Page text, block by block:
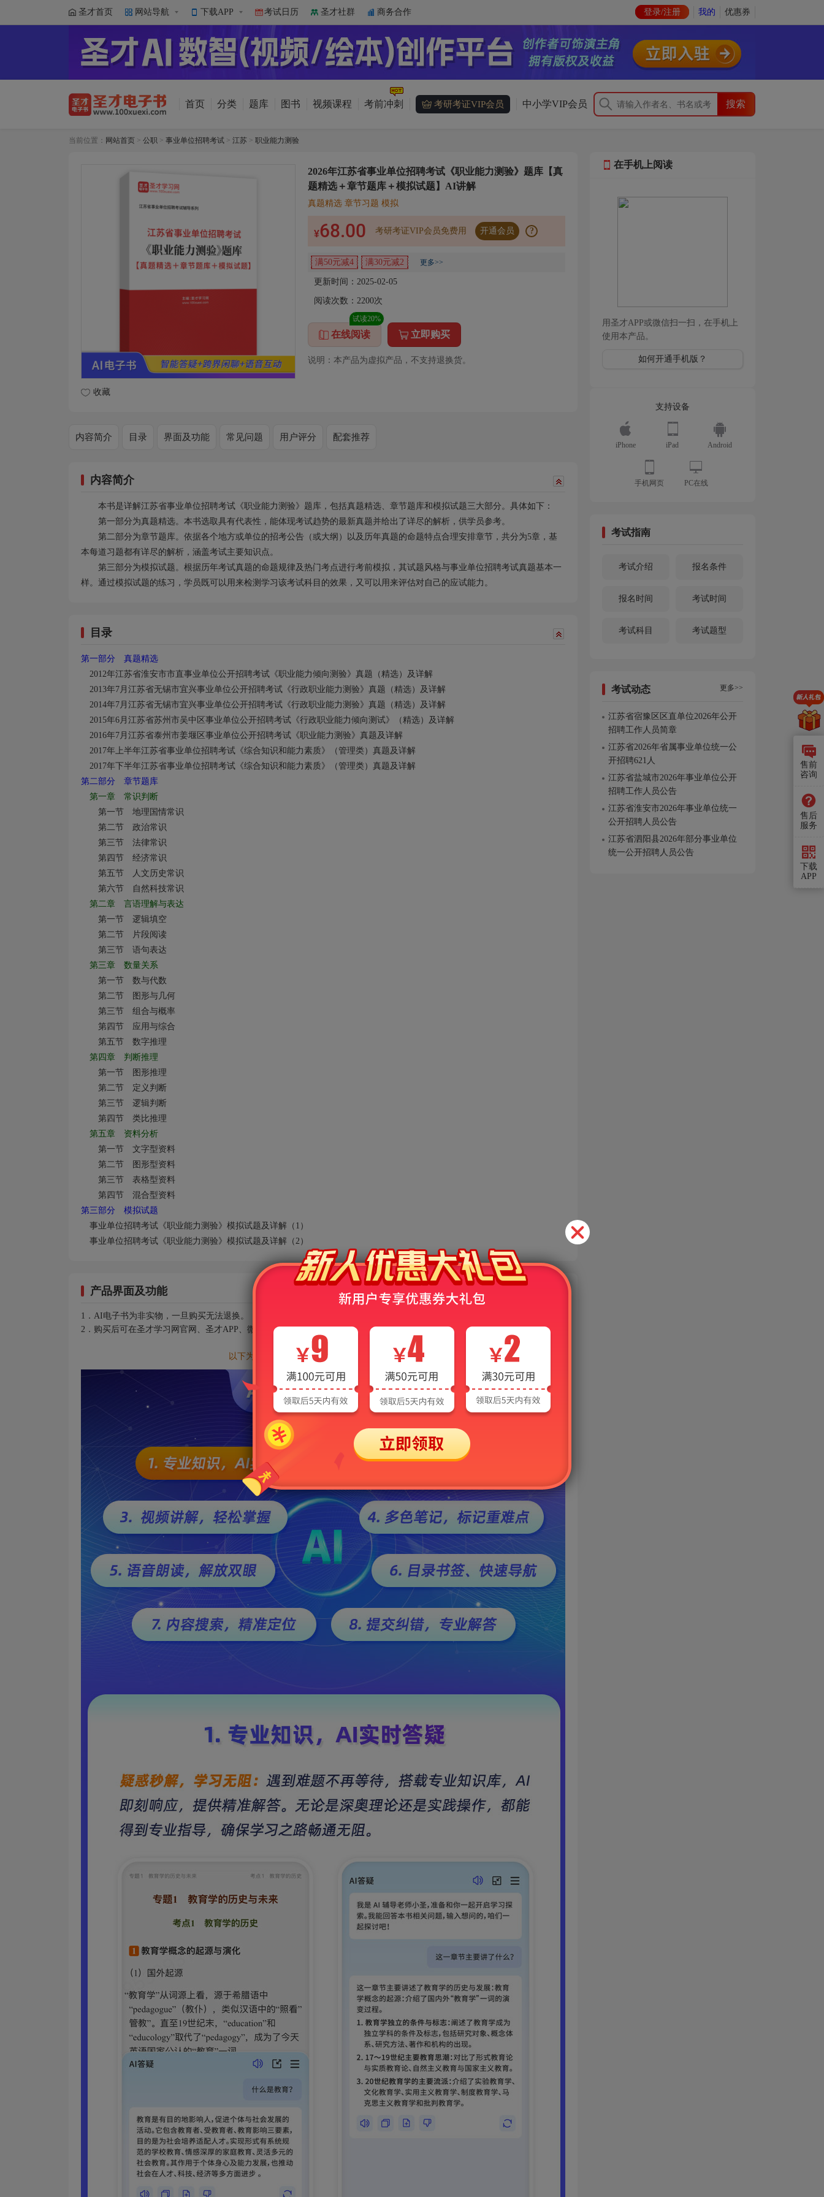
圣才首页 网站导航 下载APP 考试日历 圣才社群 商务合作 登录/注册 我的 优惠券
首页 分类 题库 图书 视频课程 考前冲刺 考研考证VIP会员 中小学VIP会员
当前位置： 网站首页 > 公职 > 事业单位招聘考试 > 江苏 > 职业能力测验
收藏
2026年江苏省事业单位招聘考试《职业能力测验》题库【真
题精选＋章节题库＋模拟试题】AI讲解
真题精选 章节习题 模拟
¥68.00 考研考证VIP会员免费用 开通会员 ?
满50元减4 满30元减2 更多>>
更新时间：2025-02-05
阅读次数： 2200次
在线阅读
试读20%
立即购买
说明：本产品为虚拟产品，不支持退换货。
内容简介 目录 界面及功能 常见问题 用户评分 配套推荐
内容简介
本书是详解江苏省事业单位招聘考试《职业能力测验》题库，包括真题精选、章节题库和模拟试题三大部分。具体如下：
第一部分为真题精选。本书选取具有代表性，能体现考试趋势的最新真题并给出了详尽的解析，供学员参考。
第二部分为章节题库。依据各个地方或单位的招考公告（或大纲）以及历年真题的命题特点合理安排章节，共分为5章，基
本每道习题都有详尽的解析，涵盖考试主要知识点。
第三部分为模拟试题。根据历年考试真题的命题规律及热门考点进行考前模拟，其试题风格与事业单位招聘考试真题基本一
样。通过模拟试题的练习，学员既可以用来检测学习该考试科目的效果，又可以用来评估对自己的应试能力。
目录
第一部分 真题精选
2012年江苏省淮安市市直事业单位公开招聘考试《职业能力倾向测验》真题（精选）及详解
2013年7月江苏省无锡市宜兴事业单位公开招聘考试《行政职业能力测验》真题（精选）及详解
2014年7月江苏省无锡市宜兴事业单位公开招聘考试《行政职业能力测验》真题（精选）及详解
2015年6月江苏省苏州市吴中区事业单位公开招聘考试《行政职业能力倾向测试》（精选）及详解
2016年7月江苏省泰州市姜堰区事业单位公开招聘考试《职业能力测验》真题及详解
2017年上半年江苏省事业单位招聘考试《综合知识和能力素质》（管理类）真题及详解
2017年下半年江苏省事业单位招聘考试《综合知识和能力素质》（管理类）真题及详解
第二部分 章节题库
第一章 常识判断
第一节 地理国情常识
第二节 政治常识
第三节 法律常识
第四节 经济常识
第五节 人文历史常识
第六节 自然科技常识
第二章 言语理解与表达
第一节 逻辑填空
第二节 片段阅读
第三节 语句表达
第三章 数量关系
第一节 数与代数
第二节 图形与几何
第三节 组合与概率
第四节 应用与综合
第五节 数字推理
第四章 判断推理
第一节 图形推理
第二节 定义判断
第三节 逻辑判断
第四节 类比推理
第五章 资料分析
第一节 文字型资料
第二节 图形型资料
第三节 表格型资料
第四节 混合型资料
第三部分 模拟试题
事业单位招聘考试《职业能力测验》模拟试题及详解（1 ）
事业单位招聘考试《职业能力测验》模拟试题及详解（2）
产品界面及功能
1．AI电子书为非实物，一旦购买无法退换。
2．购买后可在圣才学习网官网、圣才APP、微信小程序等多种平台同步使用。
以下为AI电子书界面展示，非本产品，仅供参考！
在手机上阅读
用圣才APP或微信扫一扫，在手机上
使用本产品。
如何开通手机版？
支持设备
iPhone iPad Android
手机网页 PC在线
考试指南
考试介绍 报名条件
报名时间 考试时间
考试科目 考试题型
考试动态 更多>>
江苏省宿豫区区直单位2026年公开
招聘工作人员简章
江苏省2026年省属事业单位统一公
开招聘621人
江苏省盐城市2026年事业单位公开
招聘工作人员公告
江苏省淮安市2026年事业单位统一
公开招聘人员公告
江苏省泗阳县2026年部分事业单位
统一公开招聘人员公告
售前
咨询
售后
服务
下载
APP